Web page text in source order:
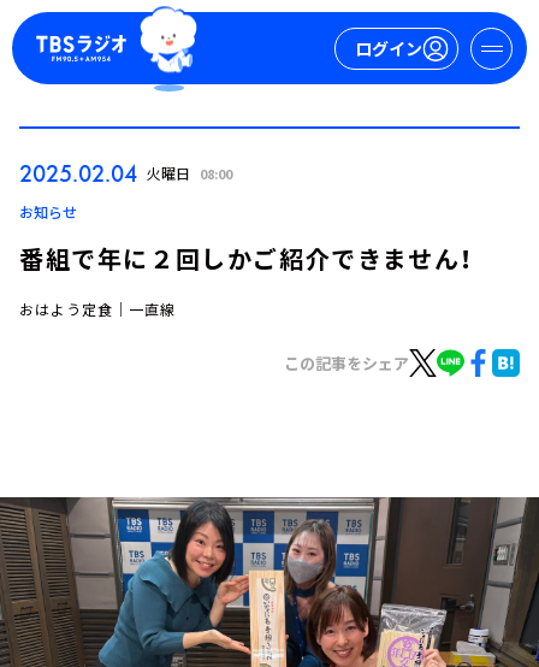
ログイン
トピックス
TBS Podcast
お知らせ
イベント・グッズ
YouTube
会社情報
2025.02.04 火曜日 08:00
お知らせ
番組で年に２回しかご紹介できません！
おはよう定食｜一直線
この記事をシェア